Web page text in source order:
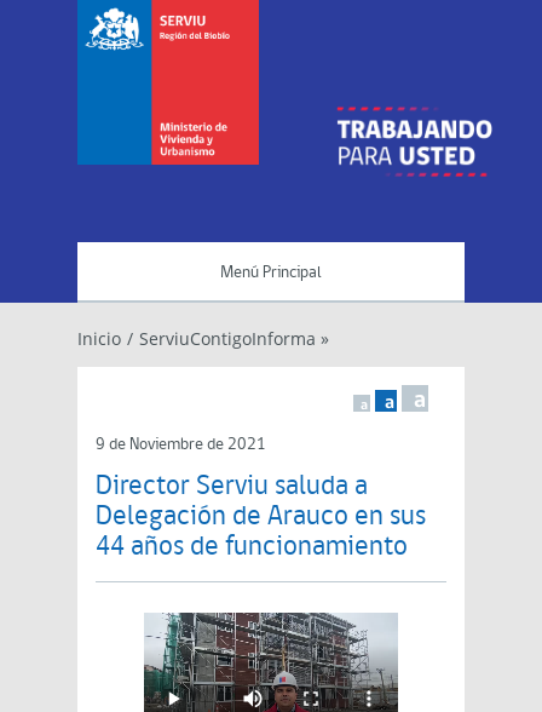
Menú Principal
Inicio / ServiuContigoInforma »
a a a
9 de Noviembre de 2021
Director Serviu saluda a
Delegación de Arauco en sus
44 años de funcionamiento